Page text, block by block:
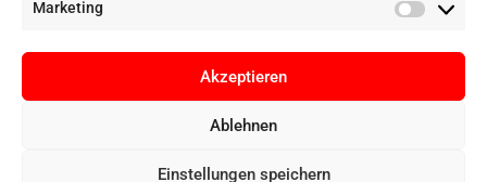
Marketing
Akzeptieren
Ablehnen
Einstellungen speichern
Copyright © Digital Camera Graz 2022. Alle Rechte vorbehalten. E-
Commerce bypathways digital, Mallorca